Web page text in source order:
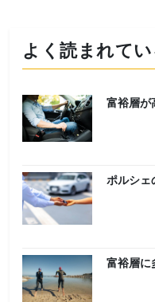
よく読まれて
富裕層が
ポルシェ
富裕層に